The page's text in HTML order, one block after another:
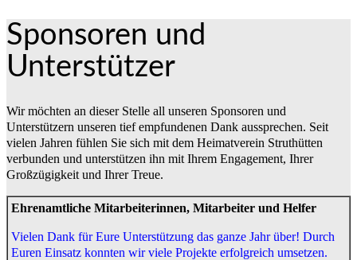
Sponsoren und
Unterstützer
Wir möchten an dieser Stelle all unseren Sponsoren und
Unterstützern unseren tief empfundenen Dank aussprechen. Seit
vielen Jahren fühlen Sie sich mit dem Heimatverein Struthütten
verbunden und unterstützen ihn mit Ihrem Engagement, Ihrer
Großzügigkeit und Ihrer Treue.
Ehrenamtliche Mitarbeiterinnen, Mitarbeiter und Helfer
Vielen Dank für Eure Unterstützung das ganze Jahr über! Durch
Euren Einsatz konnten wir viele Projekte erfolgreich umsetzen.